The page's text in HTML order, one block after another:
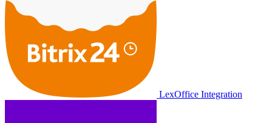
LexOffice Integration